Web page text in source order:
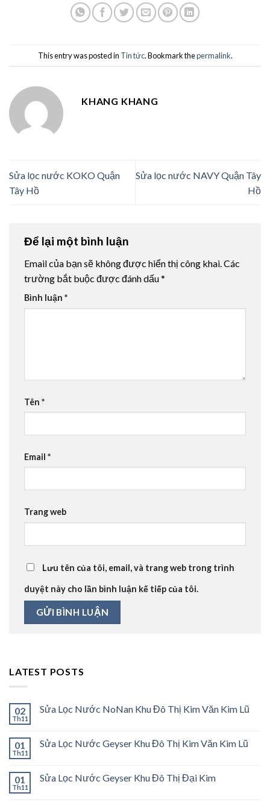
This entry was posted in Tin tức. Bookmark thepermalink.
KHANG KHANG
Sửa lọc nước KOKO Quận
Tây Hồ
Sửa lọc nước NAVY Quận Tây
Hồ
Để lại một bình luận
Email của bạn sẽ không được hiển thị công khai.Các
trường bắt buộc được đánh dấu*
Bình luận *
Tên *
Email *
Trang web
Lưu tên của tôi, email, và trang web trong trình
duyệt này cho lần bình luận kế tiếp của tôi.
LATEST POSTS
02
Th11
Sửa Lọc Nước NoNan Khu Đô Thị Kim Văn Kim Lũ
01
Th11
Sửa Lọc Nước Geyser Khu Đô Thị Kim Văn Kim Lũ
01
Th11
Sửa Lọc Nước Geyser Khu Đô Thị Đại Kim